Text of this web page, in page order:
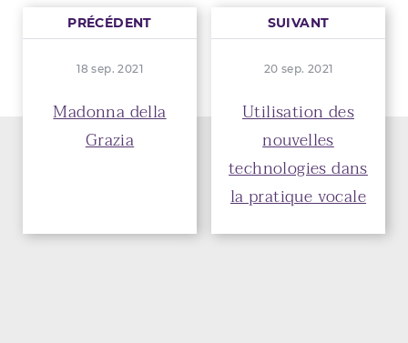
PRÉCÉDENT
18 sep. 2021
Madonna della
Grazia
SUIVANT
20 sep. 2021
Utilisation des
nouvelles
technologies dans
la pratique vocale